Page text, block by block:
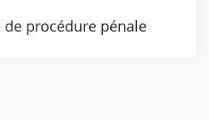
procédure pénale